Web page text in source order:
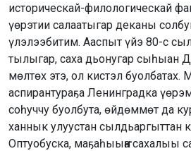
историческай-филологическай
үөрэтии салаатыгар деканы
үлэлээбитим. Ааспыт үйэ 80-с
тылыгар, саха дьонугар сыһыан
мөлтөх этэ, ол кистэл буолбатах.
аспирантураҕа Ленинградка
соһуччу буолбута, өйдөммөт да
ханнык улуустан сылдьаргыттан
Оптуобуска, маҕаһыыҥҥа сахалыы